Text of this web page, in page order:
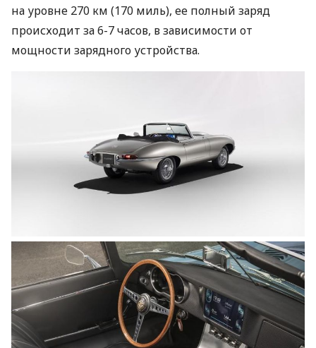
на уровне 270 км (170 миль), ее полный заряд
происходит за 6-7 часов, в зависимости от
мощности зарядного устройства.